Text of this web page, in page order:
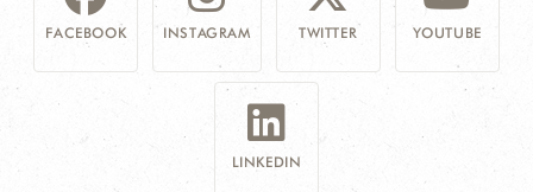
FACEBOOK INSTAGRAM TWITTER YOUTUBE
LINKEDIN